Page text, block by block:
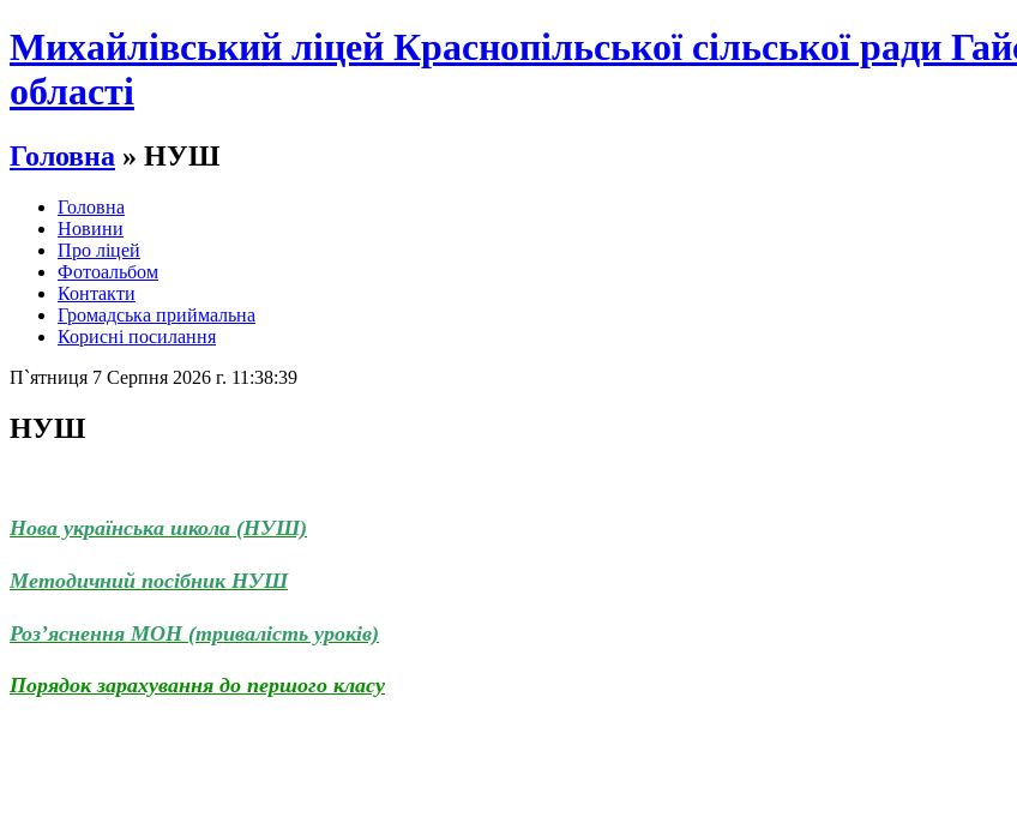
Михайлівський ліцей Краснопільської сільської ради
області
Головна » НУШ
Головна
Новини
Про ліцей
Фотоальбом
Контакти
Громадська приймальна
Корисні посилання
П`ятниця 7 Серпня 2026 г. 11:38:39
НУШ
Нова українська школа (НУШ)
Методичний посібник НУШ
Роз’яснення МОН (тривалість уроків)
Порядок зарахування до першого класу